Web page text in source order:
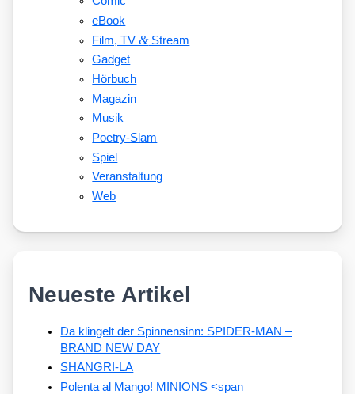
eBook
Film, TV&Stream
Gadget
Hörbuch
Magazin
Musik
Poetry-Slam
Spiel
Veranstaltung
Web
Neueste Artikel
Da klingelt der Spinnensinn: SPIDER-MAN –
BRAND NEW DAY
SHANGRI-LA
Polenta al Mango! MINIONS <span